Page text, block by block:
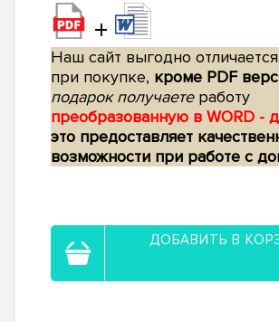
+
Наш сайт выгодно
при покупке, кроме PDF
подарок получаетеработу
преобразованную в WORD -
это предоставляет
возможности при работе с
ДОБАВИТЬ В